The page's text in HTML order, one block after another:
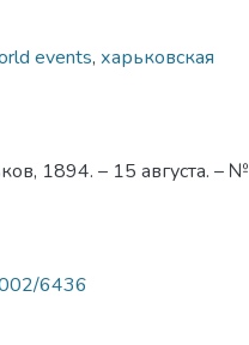
events, харьковская
1894. – 15 августа. – №
6436